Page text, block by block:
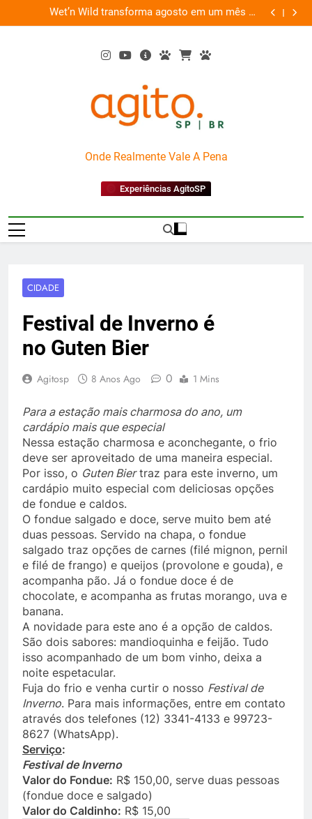
to
Wet’n Wild transforma agosto em um mês de
diversão e conexão
“Led
AgitoSP
Onde Realmente Vale A Pena
Experiências AgitoSP
CIDADE
Festival de Inverno é
no Guten Bier
Agitosp 8 Anos Ago 0 1 Mins
Para a estação mais charmosa do ano, um
cardápio mais que especial
Nessa estação charmosa e aconchegante, o frio
deve ser aproveitado de uma maneira especial.
Por isso, o Guten Biertraz para este inverno, um
cardápio muito especial com deliciosas opções
de fondue e caldos.
O fondue salgado e doce, serve muito bem até
duas pessoas. Servido na chapa, o fondue
salgado traz opções de carnes (filé mignon, pernil
e filé de frango) e queijos (provolone e gouda), e
acompanha pão. Já o fondue doce é de
chocolate, e acompanha as frutas morango, uva e
banana.
A novidade para este ano é a opção de caldos.
São dois sabores: mandioquinha e feijão. Tudo
isso acompanhado de um bom vinho, deixa a
noite espetacular.
Fuja do frio e venha curtir o nosso Festival de
Inverno. Para mais informações, entre em contato
através dos telefones (12) 3341-4133 e 99723-
8627 (WhatsApp).
Serviço:
Festival de Inverno
Valor do Fondue: R$ 150,00, serve duas pessoas
(fondue doce e salgado)
Valor do Caldinho: R$ 15,00